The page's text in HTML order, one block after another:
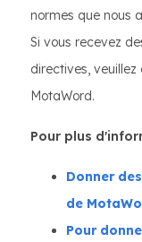
normes que nous
Si vous recevez
directives,
MotaWord.
Pour plus
Donner
de
Pour